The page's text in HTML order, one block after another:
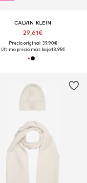
CALVIN KLEIN
29,61€
Precio original: 39,90€
Último precio más bajo:13,95€